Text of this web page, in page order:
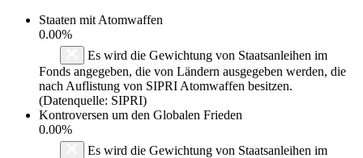
Staaten mit Atomwaffen
0.00%
Es wird die Gewichtung von Staatsanleihen im
Fonds angegeben, die von Ländern ausgegeben werden, die
nach Auflistung von SIPRI Atomwaffen besitzen.
(Datenquelle: SIPRI)
Kontroversen um den Globalen Frieden
0.00%
Es wird die Gewichtung von Staatsanleihen im